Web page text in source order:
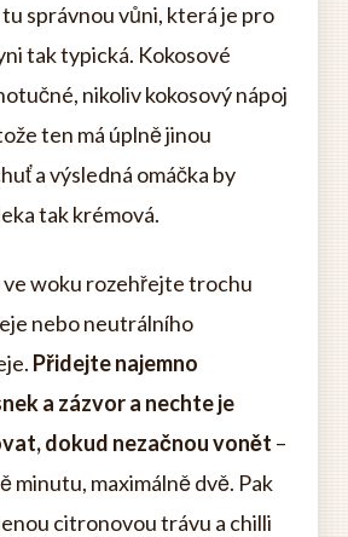
správnou vůni, která je pro
tak typická. Kokosové
nikoliv kokosový nápoj
ten má úplně jinou
a výsledná omáčka by
tak krémová.
ve woku rozehřejte trochu
nebo neutrálního
Přidejte najemno
a zázvor a nechte je
dokud nezačnou vonět –
minutu, maximálně dvě. Pak
citronovou trávu a chilli